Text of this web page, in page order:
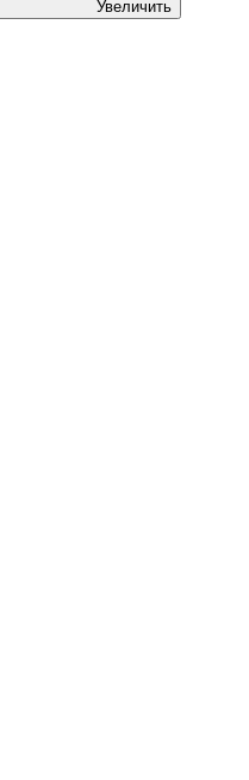
Увеличить